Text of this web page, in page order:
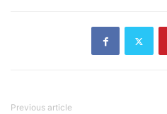
Previous article